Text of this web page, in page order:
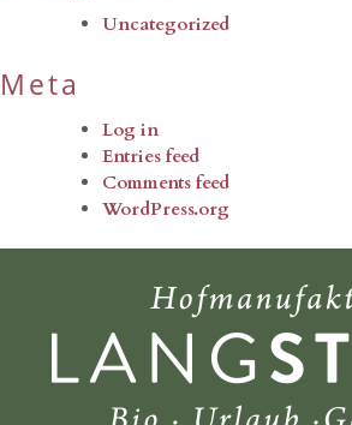
Uncategorized
Meta
Log in
Entries feed
Comments feed
WordPress.org